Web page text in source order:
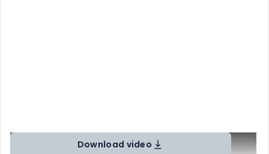
Download video